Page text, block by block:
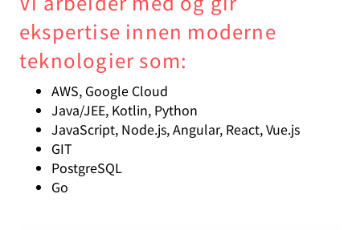
ekspertise innen moderne
teknologier som:
AWS, Google Cloud
Java/JEE, Kotlin, Python
JavaScript, Node.js, Angular, React, Vue.js
GIT
PostgreSQL
Go